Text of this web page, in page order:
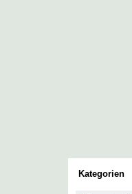
Kategorien